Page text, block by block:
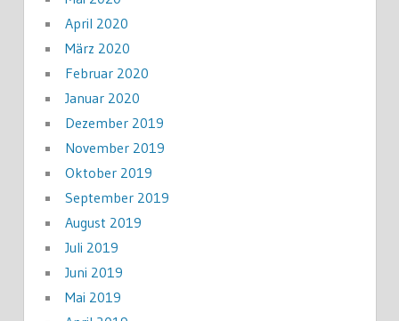
April 2020
März 2020
Februar 2020
Januar 2020
Dezember 2019
November 2019
Oktober 2019
September 2019
August 2019
Juli 2019
Juni 2019
Mai 2019